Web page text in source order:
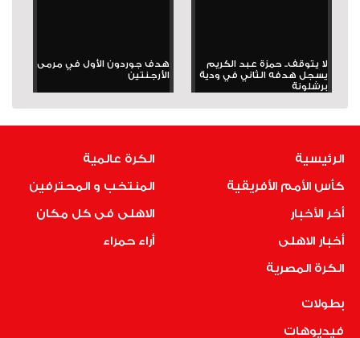
لا يتوقف.. حمزة عبد الكريم
يسجل هدفه الثاني في ودية
برشلونة
هدف جوردون الأول في مرمى
الأرجنتين
الرئيسية
كأس الأمم الأفريقية
أخر الأخبار
أخبار الاهلى
الكرة المصرية
الكرة عالمية
المنتخب و المحترفين
الاهلى فى كل مكان
أراء حمراء
بطولات
فيديوهات